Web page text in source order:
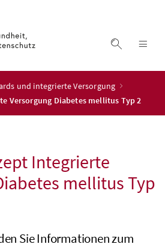
Suche
und integrierte Versorgung
Versorgung Diabetes mellitus Typ 2
Integrierte
mellitus Typ
Sie Informationen zum